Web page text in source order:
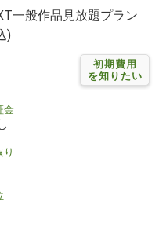
一般作品見放題プラン
)
初期費用
を知りたい
金
り